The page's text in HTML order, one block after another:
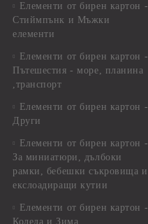
Елементи от бирен картон -
Стиймпънк и Мъжки
елементи
Елементи от бирен картон -
Пътешестия - море, планина
,транспорт
Елементи от бирен картон -
Други
Елементи от бирен картон -
За миниатюри, дълбоки
рамки, бебешки съкровища и
екслоадиращи кутии
Елементи от бирен картон -
Коледа и Зима